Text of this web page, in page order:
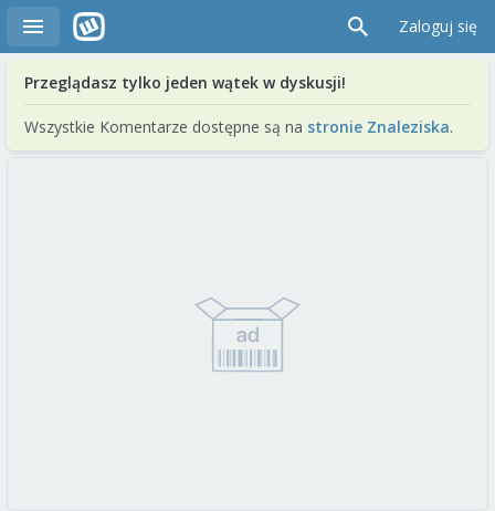
Zaloguj się
Przeglądasz tylko jeden wątek w dyskusji!
Wszystkie Komentarze dostępne są na stronie Znaleziska.